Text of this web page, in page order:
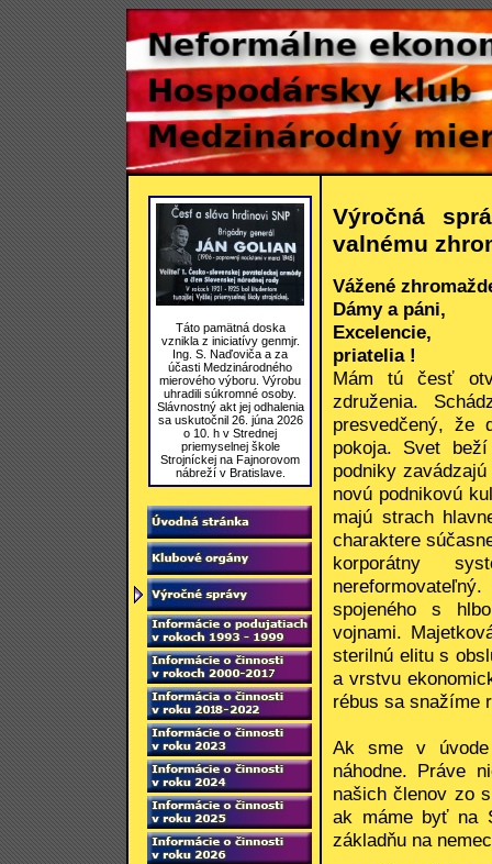
Táto pamätná doska
vznikla z iniciatívy genmjr.
Ing. S. Naďoviča a za
účasti Medzinárodného
mierového výboru. Výrobu
uhradili súkromné osoby.
Slávnostný akt jej odhalenia
sa uskutočnil 26. júna 2026
o 10. h v Strednej
priemyselnej škole
Strojníckej na Fajnorovom
nábreží v Bratislave.
Výročná
valnému
Vážené
Dámy a páni,
Excelencie,
priatelia !
Mám tú česť
združenia.
presvedčený, že
pokoja. Svet
podniky
novú podnikovú
majú strach
charaktere
korporátny
spojeného s
vojnami.
sterilnú elitu s
a vrstvu
rébus sa snažíme
Ak sme v úvode
náhodne. Práve
našich členov zo
ak máme byť na
základňu na